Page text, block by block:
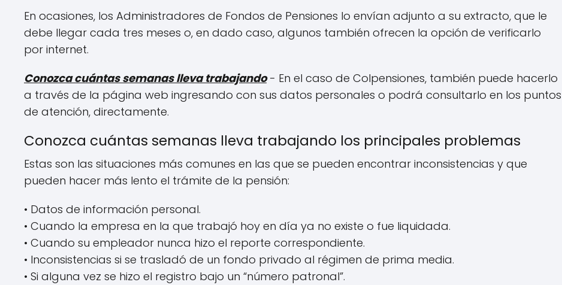
En ocasiones, los Administradores de Fondos de Pensiones lo envían adjunto a su extracto, que le
debe llegar cada tres meses o, en dado caso, algunos también ofrecen la opción de verificarlo
por internet.
Conozca cuántas semanas lleva trabajando- En el caso de Colpensiones, también puede hacerlo
a través de la página web ingresando con sus datos personales o podrá consultarlo en los puntos
de atención, directamente.
Conozca cuántas semanas lleva trabajando los principales problemas
Estas son las situaciones más comunes en las que se pueden encontrar inconsistencias y que
pueden hacer más lento el trámite de la pensión:
• Datos de información personal.
• Cuando la empresa en la que trabajó hoy en día ya no existe o fue liquidada.
• Cuando su empleador nunca hizo el reporte correspondiente.
• Inconsistencias si se trasladó de un fondo privado al régimen de prima media.
• Si alguna vez se hizo el registro bajo un “número patronal”.